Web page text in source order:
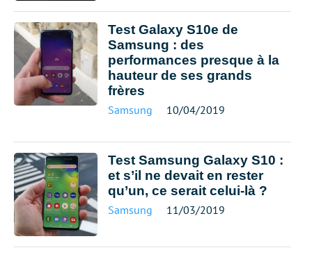
Test Galaxy S10e de
Samsung : des
performances presque à la
hauteur de ses grands
frères
Samsung 10/04/2019
Test Samsung Galaxy S10 :
et s’il ne devait en rester
qu’un, ce serait celui-là ?
Samsung 11/03/2019